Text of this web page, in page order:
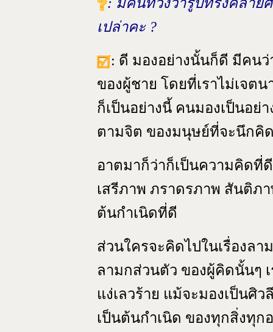
เปล่าคะ ?
: ดี มองอย่างนั้นก็ดี มีคนว่
ของผู้ชาย โดยที่เราไม่เจ
ก็เป็นอย่างนี้ คนมองเป็นอย่
ตามจิต ของมนุษย์ที่จะนึกคิด
อาตมาก็ว่าก็เป็นความคิดที่
เสรีภาพ ภราดรภาพ สันติภ
ต้นกำเนิดที่ดี
ส่วนใครจะคิดไปในเรื่องลา
ลามกส่วนตัว ของผู้คิดนั้นๆ
แง่เลวร้าย แม้จะมองเป็นศิ
เป็นต้นกำเนิด ของทุกสิ่งทุก